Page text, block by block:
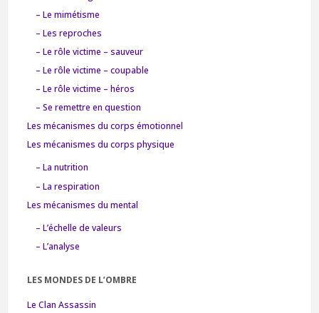
– Le mimétisme
– Les reproches
– Le rôle victime – sauveur
– Le rôle victime – coupable
– Le rôle victime – héros
– Se remettre en question
Les mécanismes du corps émotionnel
Les mécanismes du corps physique
– La nutrition
– La respiration
Les mécanismes du mental
– L’échelle de valeurs
– L’analyse
LES MONDES DE L’OMBRE
Le Clan Assassin